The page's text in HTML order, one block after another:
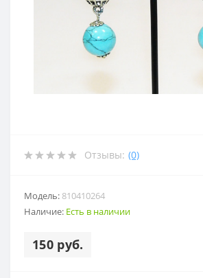
Отзывы: (0)
Модель: 810410264
Наличие: Есть в наличии
150 руб.